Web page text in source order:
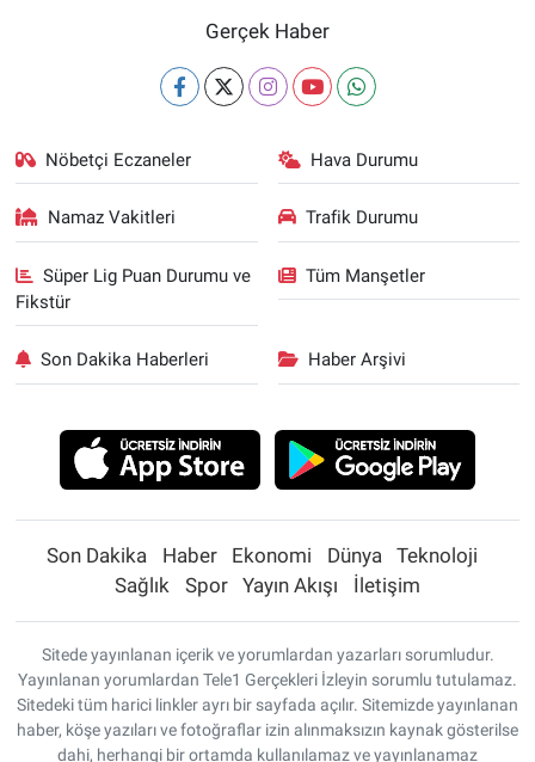
Gerçek Haber
Nöbetçi Eczaneler Hava Durumu
Namaz Vakitleri Trafik Durumu
Süper Lig Puan Durumu ve
Fikstür
Tüm Manşetler
Son Dakika Haberleri Haber Arşivi
Son Dakika Haber Ekonomi Dünya
Teknoloji
Sağlık
Spor Yayın Akışı İletişim
Sitede yayınlanan içerik ve yorumlardan yazarları sorumludur.
Yayınlanan yorumlardan Tele1 Gerçekleri İzleyin sorumlu tutulamaz.
Sitedeki tüm harici linkler ayrı bir sayfada açılır. Sitemizde yayınlanan
haber, köşe yazıları ve fotoğraflar izin alınmaksızın kaynak gösterilse
dahi, herhangi bir ortamda kullanılamaz ve yayınlanamaz